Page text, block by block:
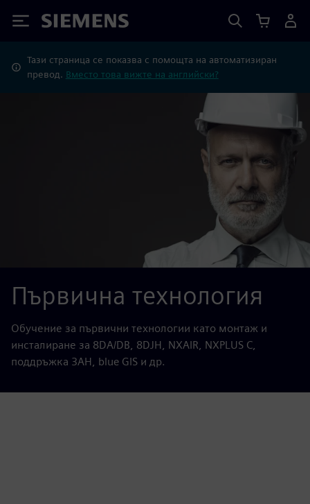
Siemens
Тази страница се показва с помощта на автоматизиран
превод. Вместо това вижте на английски?
Първична технология
Обучение за първични технологии като монтаж и
инсталиране за 8DA/DB, 8DJH, NXAIR, NXPLUS C,
поддръжка 3AH, blue GIS и др.